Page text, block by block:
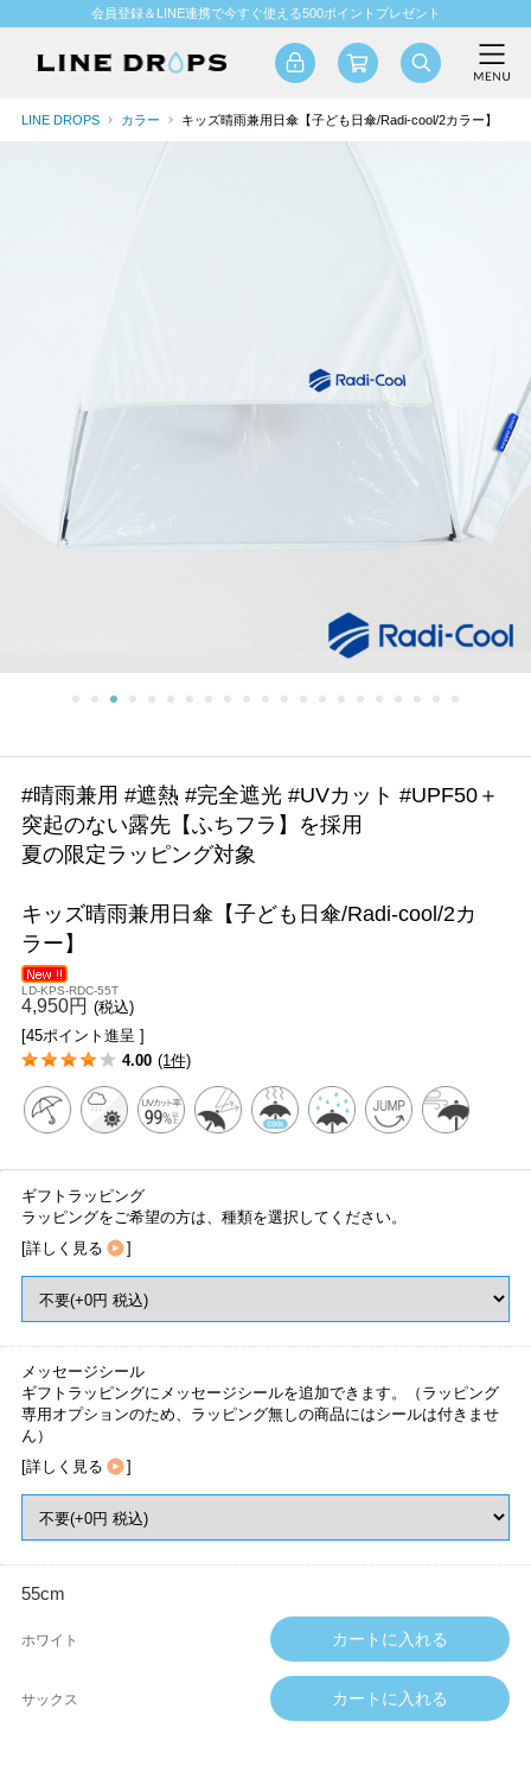
会員登録＆LINE連携で今すぐ使える500ポイントプレゼント
LINE DROPS カラー キッズ晴雨兼用日傘【子ども日傘/Radi-cool/2カラー】
#晴雨兼用 #遮熱 #完全遮光 #UVカット #UPF50＋
突起のない露先【ふちフラ】を採用
夏の限定ラッピング対象
キッズ晴雨兼用日傘【子ども日傘/Radi-cool/2カ
ラー】
LD-KPS-RDC-55T
4,950円 (税込)
[45ポイント進呈 ]
4.00 (1件)
ギフトラッピング
ラッピングをご希望の方は、種類を選択してください。
[詳しく見る ]
メッセージシール
ギフトラッピングにメッセージシールを追加できます。（ラッピング
専用オプションのため、ラッピング無しの商品にはシールは付きませ
ん）
[詳しく見る ]
55cm
ホワイト
サックス